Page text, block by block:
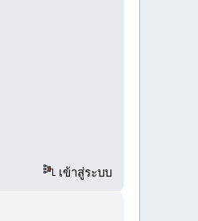
เข้าสู่ระบบ